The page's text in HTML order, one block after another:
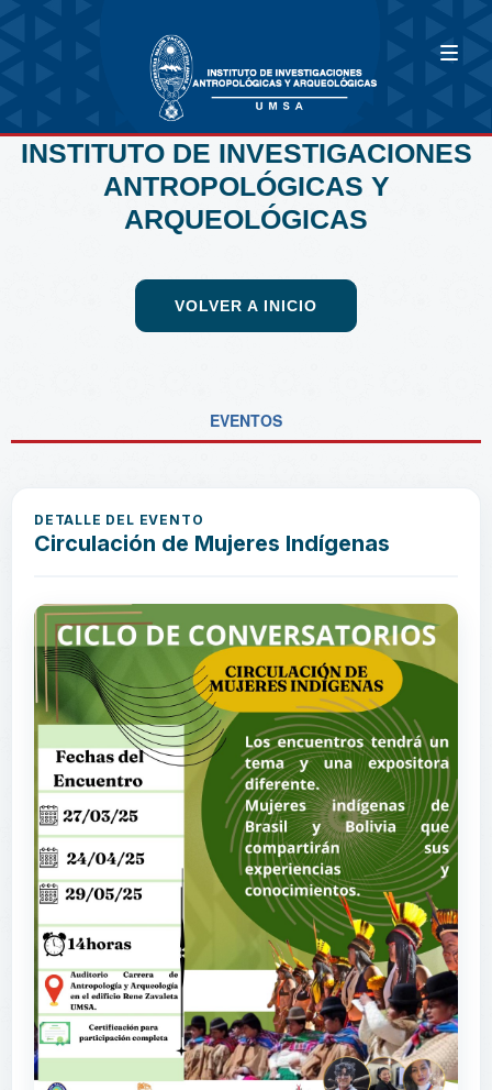
INSTITUTO DE INVESTIGACIONES
ANTROPOLÓGICAS Y
ARQUEOLÓGICAS
VOLVER A INICIO
EVENTOS
DETALLE DEL EVENTO
Circulación de Mujeres Indígenas